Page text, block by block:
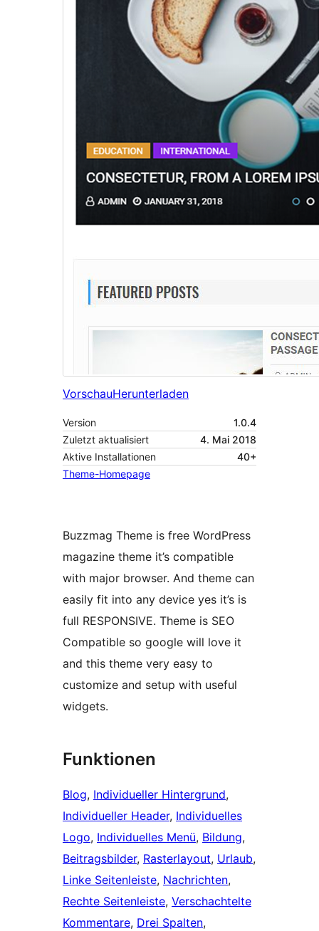
VorschauHerunterladen
Version
1.0.4
Zuletzt aktualisiert
4. Mai 2018
Aktive Installationen
40+
Theme-Homepage
Buzzmag Theme is free WordPress
magazine theme it’s compatible
with major browser. And theme can
easily fit into any device yes it’s is
full RESPONSIVE. Theme is SEO
Compatible so google will love it
and this theme very easy to
customize and setup with useful
widgets.
Funktionen
Blog, Individueller Hintergrund
Individueller Header, Individuelles
Logo, Individuelles Menü, Bildung
Beitragsbilder, Rasterlayout, Urlaub
Linke Seitenleiste, Nachrichten
Rechte Seitenleiste, Verschachtelte
Kommentare, Drei Spalten